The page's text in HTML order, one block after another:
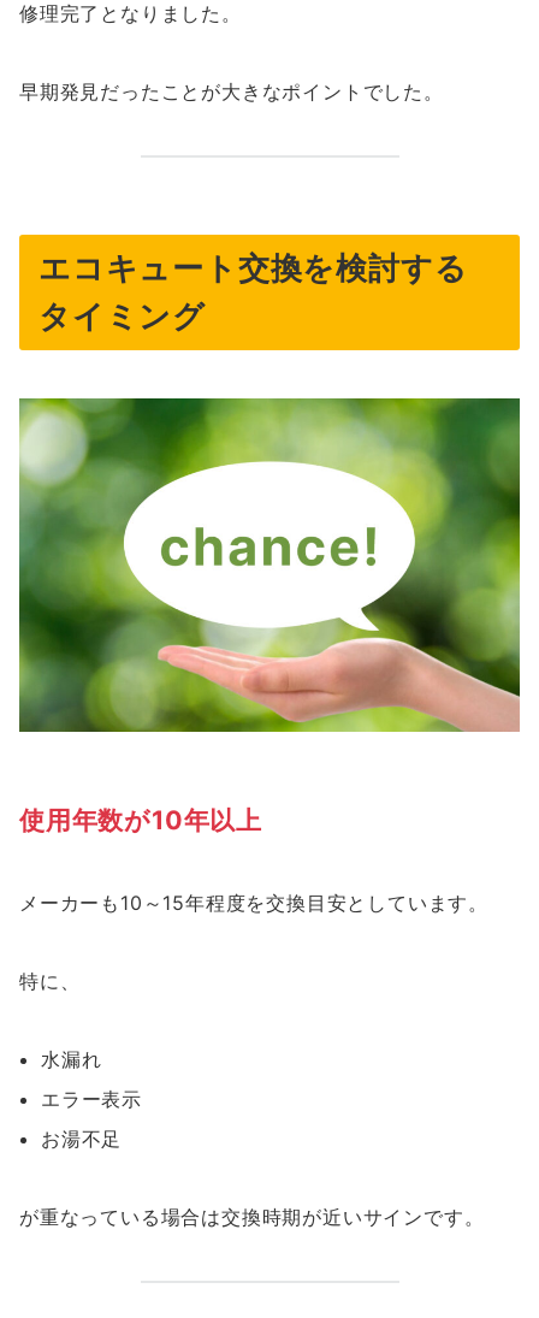
修理完了となりました。
早期発見だったことが大きなポイントでした。
エコキュート交換を検討する
タイミング
使用年数が10年以上
メーカーも10～15年程度を交換目安としています。
特に、
水漏れ
エラー表示
お湯不足
が重なっている場合は交換時期が近いサインです。